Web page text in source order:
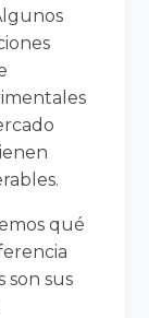
qué
son sus